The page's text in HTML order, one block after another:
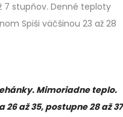
7 stupňov. Denné teploty
Spiši väčšinou 23 až 28
Mimoriadne teplo.
až 35, postupne 28 až 37